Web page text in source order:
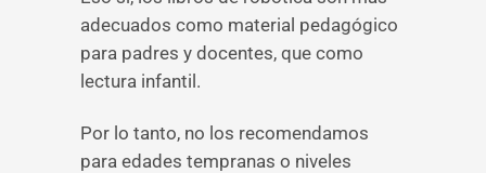
adecuados como material pedagógico
para padres y docentes, que como
lectura infantil.
Por lo tanto, no los recomendamos
para edades tempranas o niveles